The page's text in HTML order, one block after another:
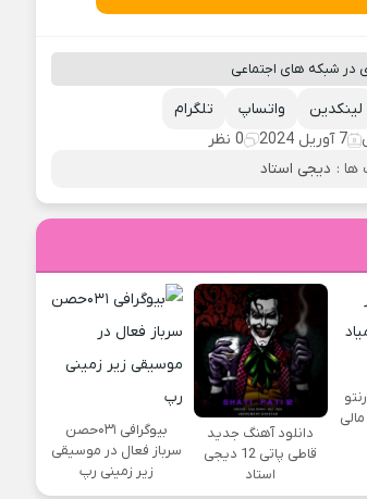
در شبکه های اجتماعی
تلگرام واتساپ لینکدین
7 آوریل 2024
0 نظر
: دیجی استاد
دانلود آهنگ جدید
قاطی پاتی 12 دیجی
استاد
بیوگرافی ۰۳۱حصن
سرباز فعال در موسیقی
زیر زمینی رپ